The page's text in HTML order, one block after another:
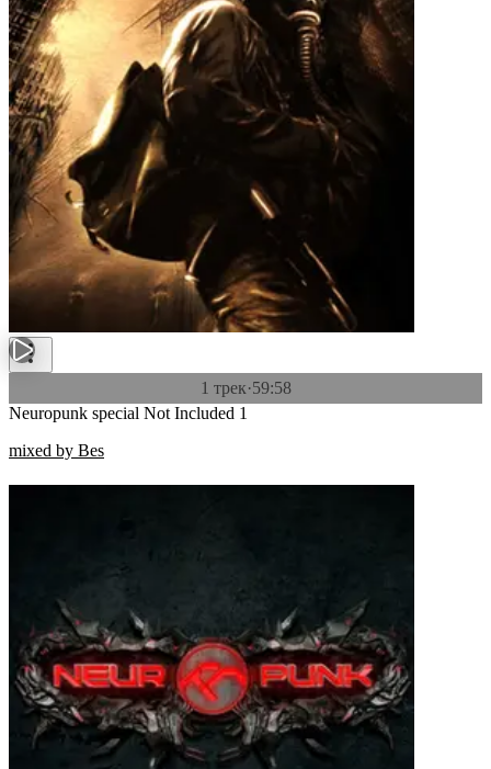
1 трек·59:58
Neuropunk special Not Included 1
mixed by Bes